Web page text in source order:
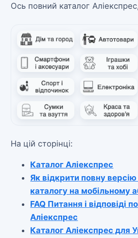
Ось повний каталог
На цій сторінці:
Каталог Аліекспрес
Як відкрити повну
каталогу на мобільному
FAQ Питання і відповіді
Аліекспрес
Каталог Аліекспрес для